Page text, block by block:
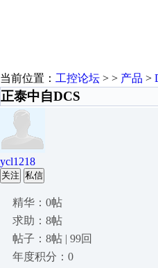
当前位置： 工控论坛 > > 产品 >
正泰中自DCS
ycl1218
关注 私信
精华：0帖
求助：8帖
帖子：8帖 | 99回
年度积分：0